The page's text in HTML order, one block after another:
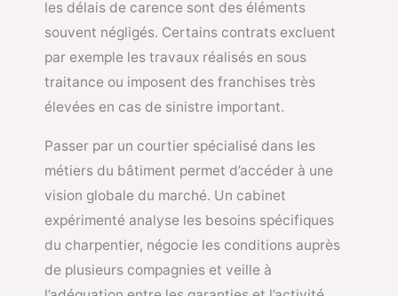
les délais de carence sont des éléments
souvent négligés. Certains contrats excluent
par exemple les travaux réalisés en sous
traitance ou imposent des franchises très
élevées en cas de sinistre important.
Passer par un courtier spécialisé dans les
métiers du bâtiment permet d’accéder à une
vision globale du marché. Un cabinet
expérimenté analyse les besoins spécifiques
du charpentier, négocie les conditions auprès
de plusieurs compagnies et veille à